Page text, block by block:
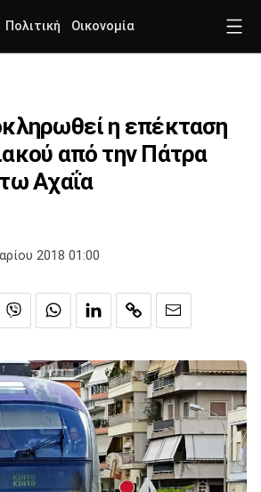
Πολιτική Οικονομία
η επέκταση
από την Πάτρα
Αχαΐα
2018 01:00